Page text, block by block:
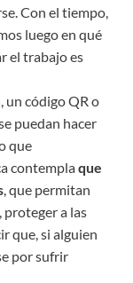
Con el tiempo,
luego en qué
el trabajo es
un código QR o
puedan hacer
que
contemplaque
, que permitan
a las
que, si alguien
por sufrir